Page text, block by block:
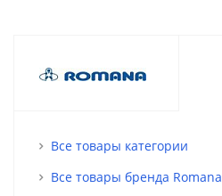
Все товары категории
Все товары бренда Romana